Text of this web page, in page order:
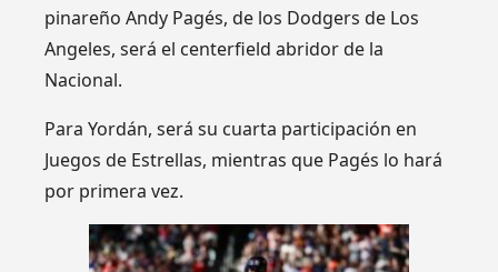
pinareño Andy Pagés, de los Dodgers de Los
Angeles, será el centerfield abridor de la
Nacional.
Para Yordán, será su cuarta participación en
Juegos de Estrellas, mientras que Pagés lo hará
por primera vez.